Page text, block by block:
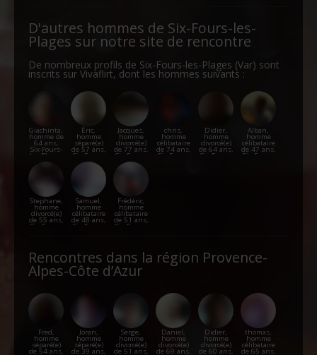
D'autres hommes de Six-Fours-les-
Plages sur notre site de rencontre
De nombreux profils de Six-Fours-les-Plages (Var) sont
inscrits sur Vivaflirt, dont les hommes suivants :
Giachinta,
homme de
64 ans,
Six-Fours-
les-Plages
Éric,
homme
séparé(e)
de 57 ans,
Six-Fours-
les-Plages
Jacques,
homme
divorcé(e)
de 77 ans,
Six-Fours-
les-Plages
chris,
homme
célibataire
de 74 ans,
Six-Fours-
Didier,
homme
divorcé(e)
de 64 ans,
Six-Fours-
Alban,
homme
célibataire
de 47 ans,
Six-Fours-
Stephane,
homme
divorcé(e)
de 55 ans,
Six-Fours-
Samuel,
homme
célibataire
de 48 ans,
Six-Fours-
Frédéric,
homme
célibataire
de 51 ans,
Six-Fours-
Rencontres dans la région Provence-
Alpes-Côte d’Azur
Fred,
homme
séparé(e)
de 54 ans,
Joran,
homme
séparé(e)
de 39 ans,
Serge,
homme
divorcé(e)
de 51 ans,
Daniel,
homme
divorcé(e)
de 69 ans,
Didier,
homme
divorcé(e)
de 60 ans,
thomas,
homme
célibataire
de 65 ans,